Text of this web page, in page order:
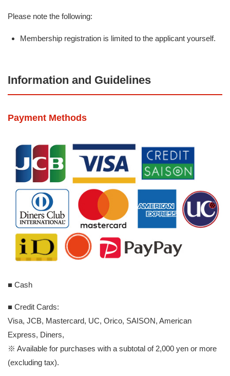
Please note the following:
Membership registration is limited to the applicant yourself.
Information and Guidelines
Payment Methods
■ Cash
■ Credit Cards:
Visa, JCB, Mastercard, UC, Orico, SAISON, American
Express, Diners,
※ Available for purchases with a subtotal of 2,000 yen or more
(excluding tax).